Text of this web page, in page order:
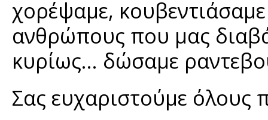
χορέψαμε,
ανθρώπους που μας
κυρίως… δώσαμε
Σας ευχαριστούμε όλους